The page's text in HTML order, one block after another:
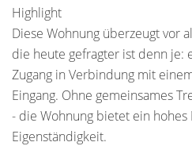
Highlight
Diese Wohnung überzeugt vor
die heute gefragter ist denn je:
Zugang in Verbindung mit
Eingang. Ohne gemeinsames
- die Wohnung bietet ein hohes
Eigenständigkeit.